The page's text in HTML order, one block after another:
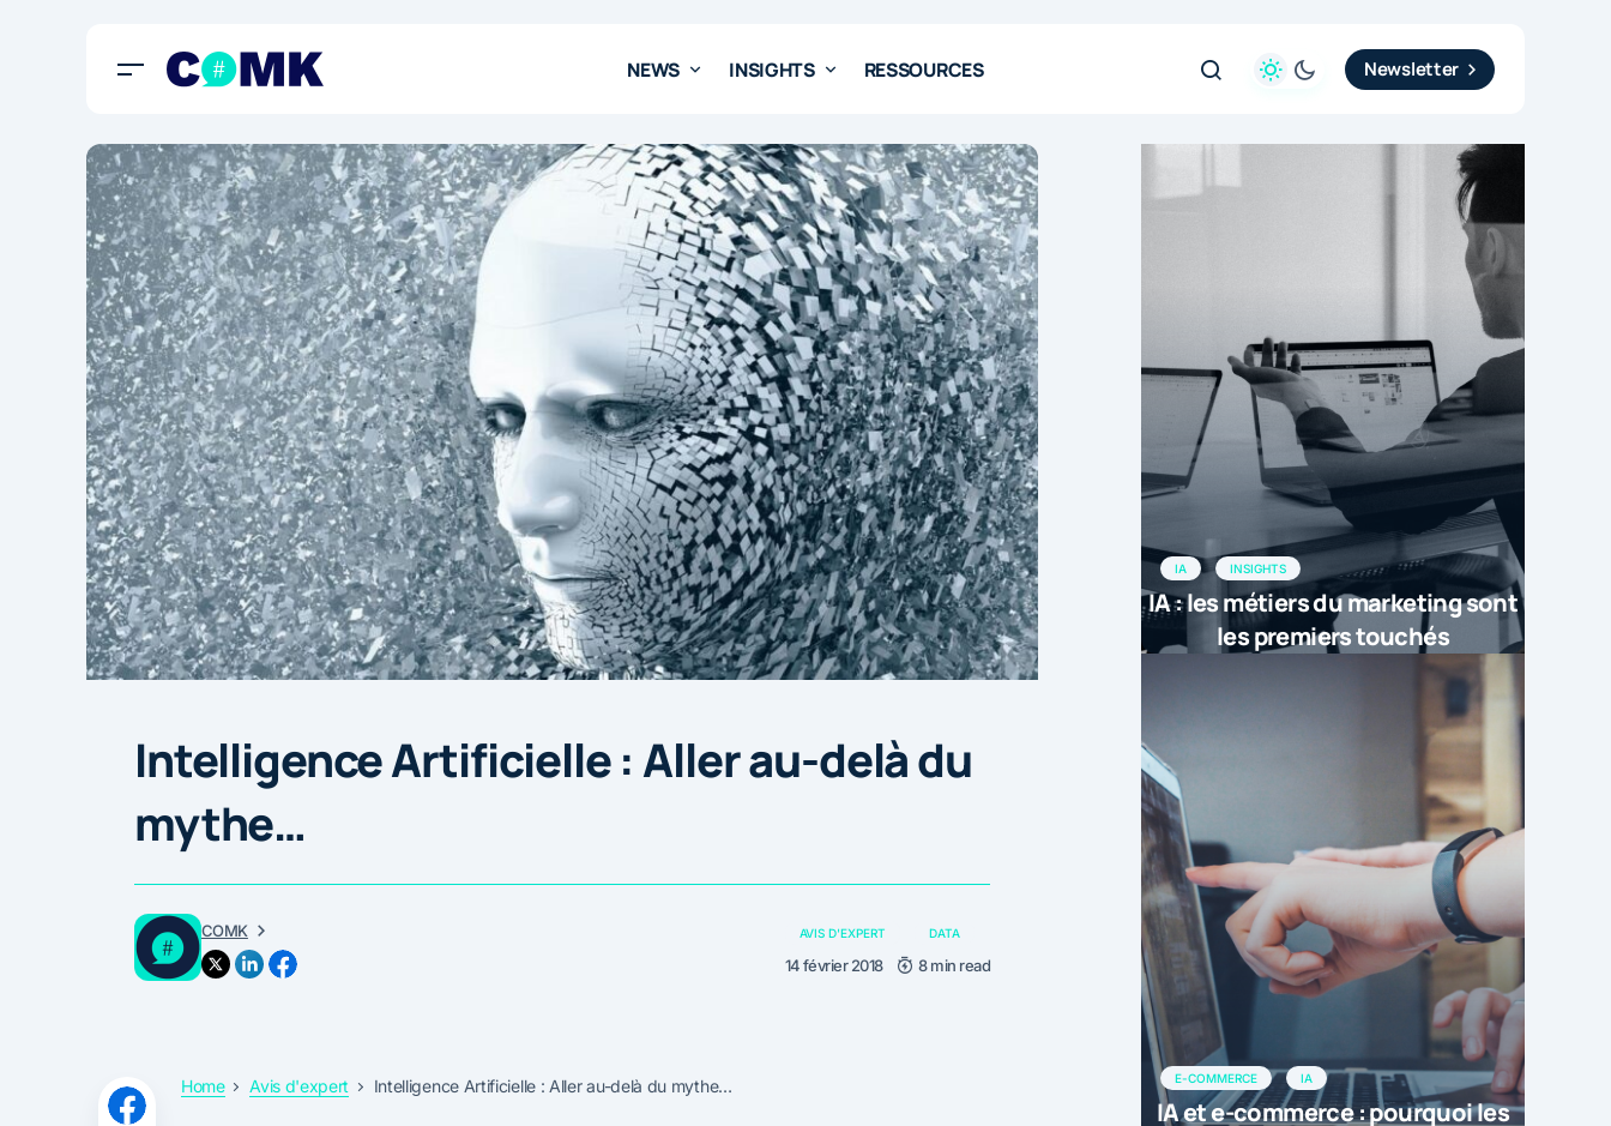
NEWS INSIGHTS RESSOURCES Newsletter
Intelligence Artificielle : Aller au-delà du
mythe…
COMK AVIS D'EXPERT DATA
14 février 2018 8 min read
Home Avis d'expert Intelligence Artificielle : Aller au-delà du mythe…
IA INSIGHTS
IA : les métiers du marketing sont
les premiers touchés
E-COMMERCE IA
IA et e-commerce : pourquoi les